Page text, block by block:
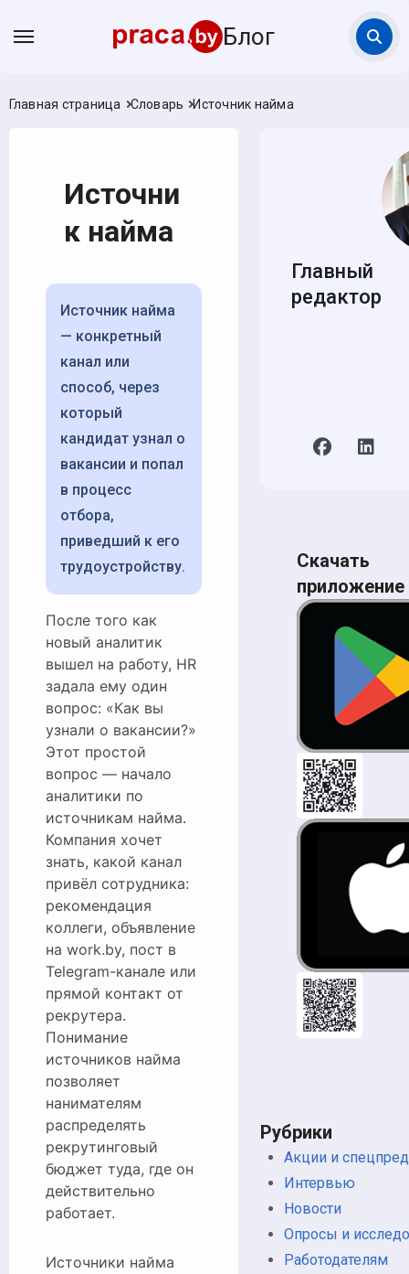
Блог
Главная страница Словарь Источник найма
Источни
к найма
Источник найма
— конкретный
канал или
способ, через
который
кандидат узнал о
вакансии и попал
в процесс
отбора,
приведший к его
трудоустройству.
После того как
новый аналитик
вышел на работу, HR
задала ему один
вопрос: «Как вы
узнали о вакансии?»
Этот простой
вопрос — начало
аналитики по
источникам найма.
Компания хочет
знать, какой канал
привёл сотрудника:
рекомендация
коллеги, объявление
на work.by, пост в
Telegram-канале или
прямой контакт от
рекрутера.
Понимание
источников найма
позволяет
нанимателям
распределять
рекрутинговый
бюджет туда, где он
действительно
работает.
Источники найма
Главный
редактор
Скачать
приложение
Рубрики
Акции и
Интервью
Новости
Опросы и
Работодателям